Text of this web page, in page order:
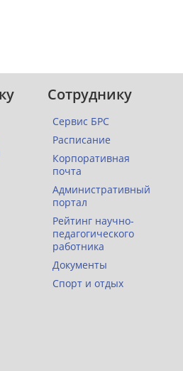
Сотруднику
Сервис БРС
Расписание
Корпоративная
почта
Административный
портал
Рейтинг научно-
педагогического
работника
Документы
Спорт и отдых